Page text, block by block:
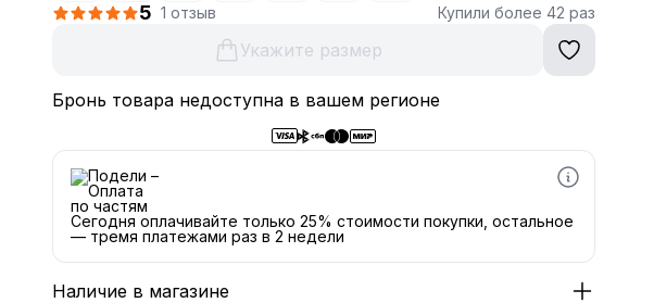
5 1 отзыв Купили более 42 раз
Укажите размер
Бронь товара недоступна в вашем регионе
Сегодня оплачивайте только 25% стоимости покупки, остальное
— тремя платежами раз в 2 недели
Наличие в магазине